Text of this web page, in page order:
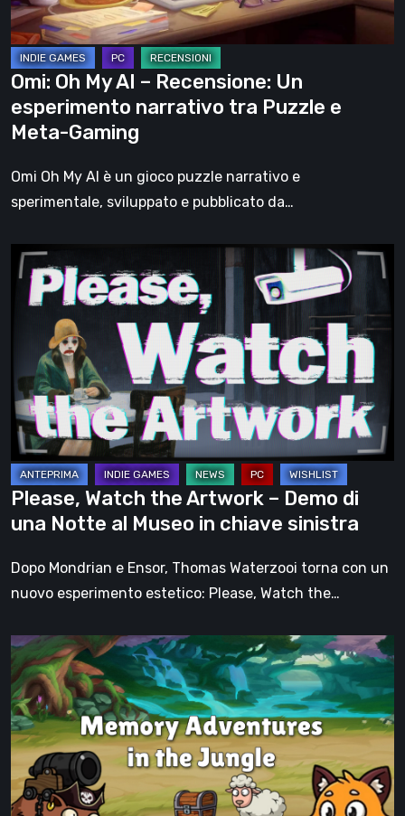
esperimento
narrativo
tra
Puzzle
e
Meta-
Gaming
Omi: Oh My AI – Recensione: Un
esperimento narrativo tra Puzzle e
Meta-Gaming
Omi Oh My AI è un gioco puzzle narrativo e
sperimentale, sviluppato e pubblicato da…
Please,
Watch
the
Artwork
Demo
di
una
Notte
al
Museo
in
chiave
Please, Watch the Artwork – Demo di
una Notte al Museo in chiave sinistra
Dopo Mondrian e Ensor, Thomas Waterzooi torna con un
nuovo esperimento estetico: Please, Watch the…
Memory
Adventures
in
the
Jungle
Preview